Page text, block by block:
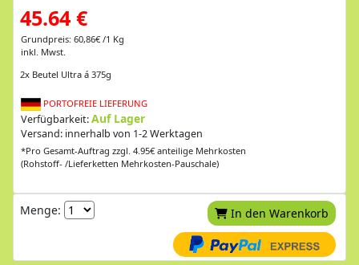
45.64 €
Grundpreis: 60,86€ /1 Kg
inkl. Mwst.
2x Beutel Ultra á 375g
PORTOFREIE LIEFERUNG
Verfügbarkeit:Auf Lager
Versand: innerhalb von 1-2 Werktagen
*Pro Gesamt-Auftrag zzgl. 4.95€ anteilige Mehrkosten
(Rohstoff- /Lieferketten Mehrkosten-Pauschale)
Menge: In den Warenkorb